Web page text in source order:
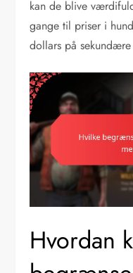
kan de blive
gange til priser i
dollars på sekundære
Hvordan